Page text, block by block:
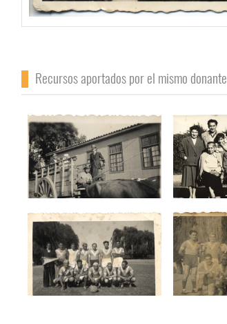
Recursos aportados por el mismo donante